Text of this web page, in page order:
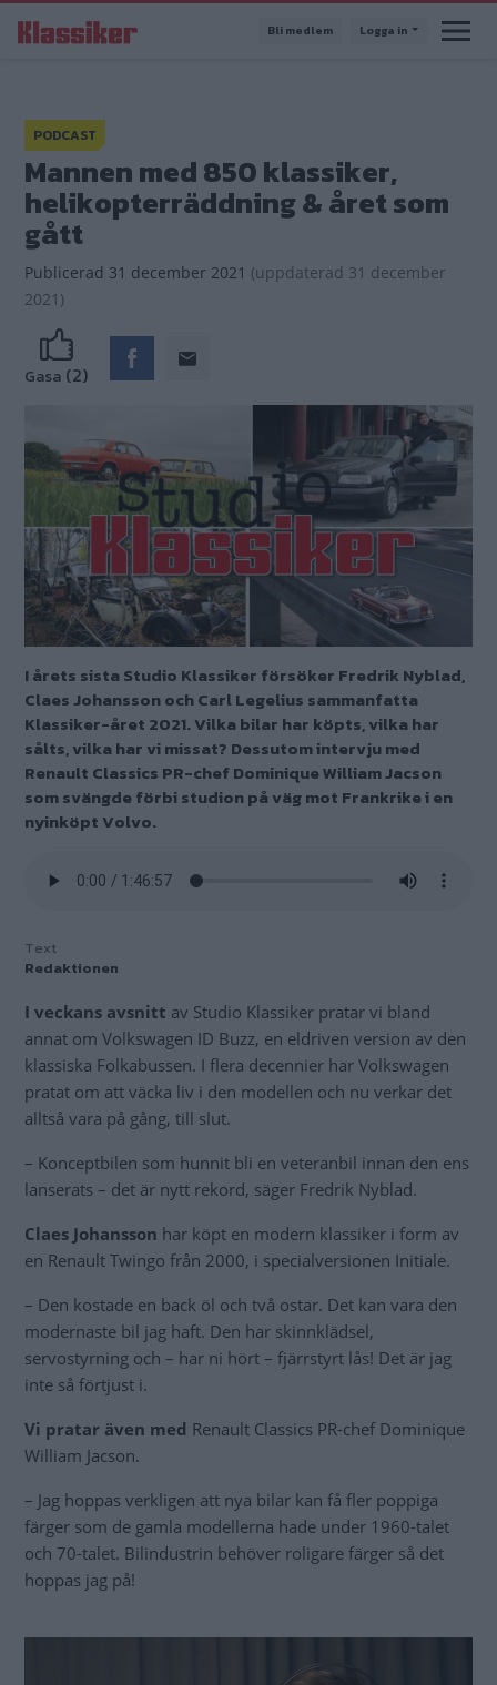
till
Bli medlem Logga in
PODCAST
Mannen med 850 klassiker,
helikopterräddning & året som
gått
Publicerad 31 december 2021 (uppdaterad 31 december
2021)
Gasa (2)
I årets sista Studio Klassiker försöker Fredrik Nyblad,
Claes Johansson och Carl Legelius sammanfatta
Klassiker-året 2021. Vilka bilar har köpts, vilka har
sålts, vilka har vi missat? Dessutom intervju med
Renault Classics PR-chef Dominique William Jacson
som svängde förbi studion på väg mot Frankrike i en
nyinköpt Volvo.
Text
Redaktionen
I veckans avsnitt av Studio Klassiker pratar vi bland
annat om Volkswagen ID Buzz, en eldriven version av den
klassiska Folkabussen. I flera decennier har Volkswagen
pratat om att väcka liv i den modellen och nu verkar det
alltså vara på gång, till slut.
– Konceptbilen som hunnit bli en veteranbil innan den ens
lanserats – det är nytt rekord, säger Fredrik Nyblad.
Claes Johansson har köpt en modern klassiker i form av
en Renault Twingo från 2000, i specialversionen Initiale.
– Den kostade en back öl och två ostar. Det kan vara den
modernaste bil jag haft. Den har skinnklädsel,
servostyrning och – har ni hört – fjärrstyrt lås! Det är jag
inte så förtjust i.
Vi pratar även med Renault Classics PR-chef Dominique
William Jacson.
– Jag hoppas verkligen att nya bilar kan få fler poppiga
färger som de gamla modellerna hade under 1960-talet
och 70-talet. Bilindustrin behöver roligare färger så det
hoppas jag på!